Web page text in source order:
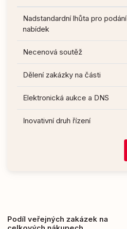
Nadstandardní lhůta pro podání
nabídek
Necenová soutěž
Dělení zakázky na části
Elektronická aukce a DNS
Inovativní druh řízení
Podíl veřejných zakázek na